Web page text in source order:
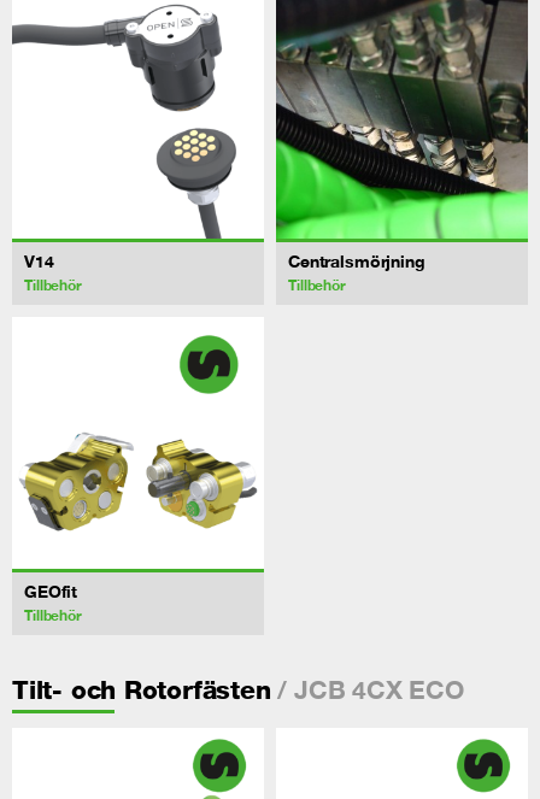
V14
Tillbehör
Centralsmörjning
Tillbehör
GEOfit
Tillbehör
Tilt- och Rotorfästen / JCB 4CX ECO